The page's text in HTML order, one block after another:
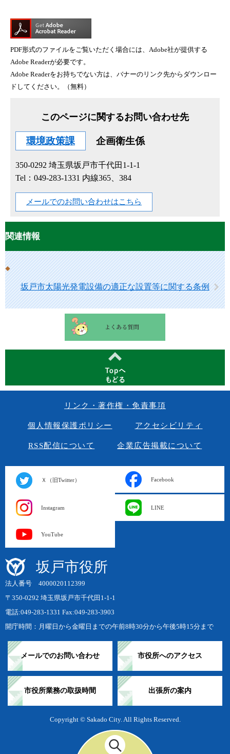
PDF形式のファイルをご覧いただく場合には、Adobe社が提供する
Adobe Readerが必要です。
Adobe Readerをお持ちでない方は、バナーのリンク先からダウンロー
ドしてください。（無料）
このページに関するお問い合わせ先
環境政策課 企画衛生係
350-0292 埼玉県坂戸市千代田1-1-1
Tel：049-283-1331 内線365、384
メールでのお問い合わせはこちら
関連情報
坂戸市太陽光発電設備の適正な設置等に関する条例
リンク・著作権・免責事項
個人情報保護ポリシー アクセシビリティ
RSS配信について 企業広告掲載について
Ｘ（旧Twitter） Facebook
Instagram LINE
YouTube
坂戸市役所
法人番号 4000020112399
〒350-0292 埼玉県坂戸市千代田1-1-1
電話:049-283-1331 Fax:049-283-3903
開庁時間：月曜日から金曜日までの午前8時30分から午後5時15分まで
メールでのお問い合わせ 市役所へのアクセス
市役所業務の取扱時間 出張所の案内
Copyright © Sakado City. All Rights Reserved.